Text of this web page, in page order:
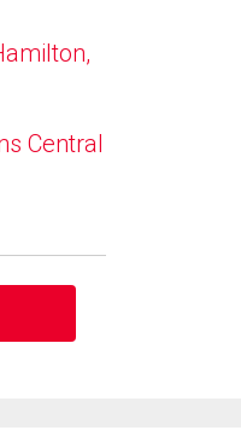
Central